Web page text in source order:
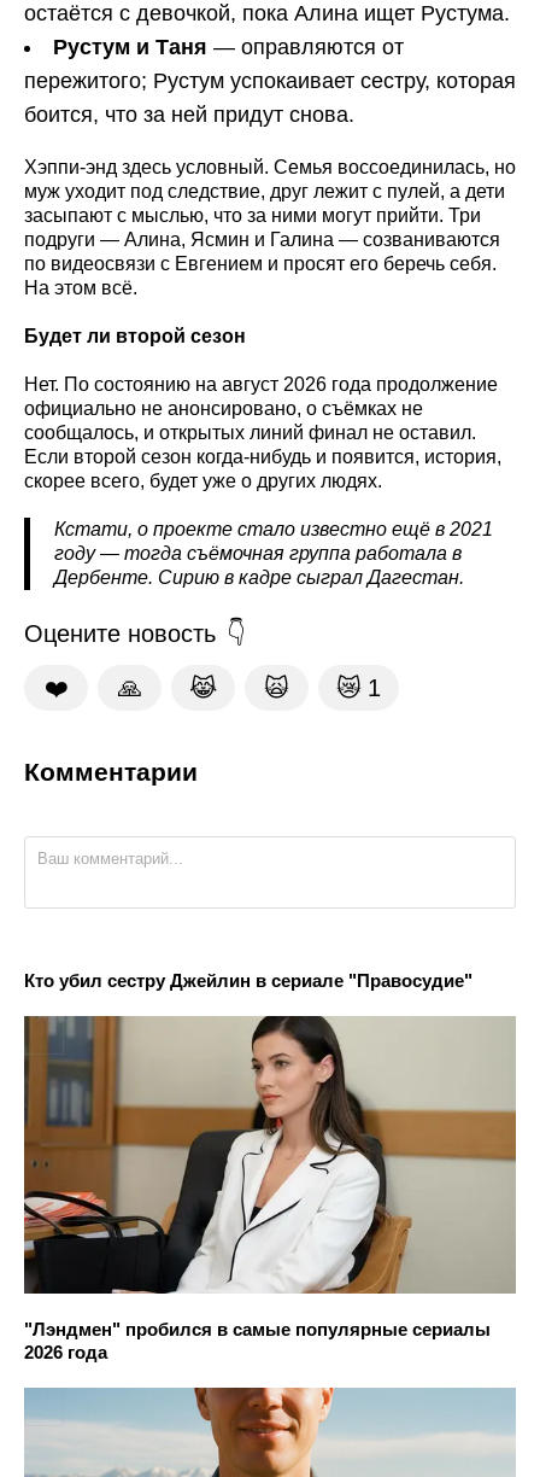
остаётся с девочкой, пока Алина ищет Рустума.
Рустум и Таня — оправляются от
пережитого; Рустум успокаивает сестру, которая
боится, что за ней придут снова.
Хэппи-энд здесь условный. Семья воссоединилась, но
муж уходит под следствие, друг лежит с пулей, а дети
засыпают с мыслью, что за ними могут прийти. Три
подруги — Алина, Ясмин и Галина — созваниваются
по видеосвязи с Евгением и просят его беречь себя.
На этом всё.
Будет ли второй сезон
Нет. По состоянию на август 2026 года продолжение
официально не анонсировано, о съёмках не
сообщалось, и открытых линий финал не оставил.
Если второй сезон когда-нибудь и появится, история,
скорее всего, будет уже о других людях.
Кстати, о проекте стало известно ещё в 2021
году — тогда съёмочная группа работала в
Дербенте. Сирию в кадре сыграл Дагестан.
Оцените новость
❤️ 🙏 😹 🙀 😿 1
Комментарии
Кто убил сестру Джейлин в сериале "Правосудие"
"Лэндмен" пробился в самые популярные сериалы
2026 года